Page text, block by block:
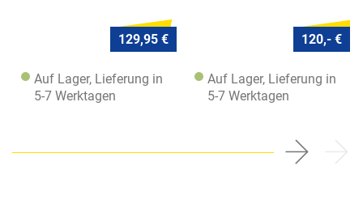
129,95 €
Auf Lager, Lieferung in
5-7 Werktagen
120,- €
Auf Lager, Lieferung in
5-7 Werktagen